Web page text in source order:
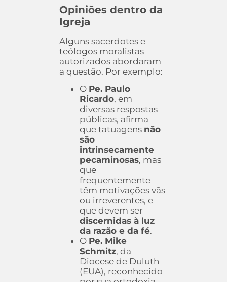
Opiniões dentro da
Igreja
Alguns sacerdotes e
teólogos moralistas
autorizados abordaram
a questão. Por exemplo:
O Pe. Paulo
Ricardo, em
diversas respostas
públicas, afirma
que tatuagens não
são
intrinsecamente
pecaminosas, mas
que
frequentemente
têm motivações vãs
ou irreverentes, e
que devem ser
discernidas à luz
da razão e da fé.
O Pe. Mike
Schmitz, da
Diocese de Duluth
(EUA), reconhecido